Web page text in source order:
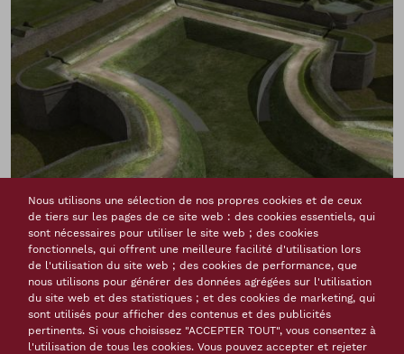
Nous utilisons une sélection de nos propres cookies et de ceux
de tiers sur les pages de ce site web : des cookies essentiels, qui
sont nécessaires pour utiliser le site web ; des cookies
fonctionnels, qui offrent une meilleure facilité d'utilisation lors
de l'utilisation du site web ; des cookies de performance, que
nous utilisons pour générer des données agrégées sur l'utilisation
du site web et des statistiques ; et des cookies de marketing, qui
sont utilisés pour afficher des contenus et des publicités
pertinents. Si vous choisissez "ACCEPTER TOUT", vous consentez à
l'utilisation de tous les cookies. Vous pouvez accepter et rejeter